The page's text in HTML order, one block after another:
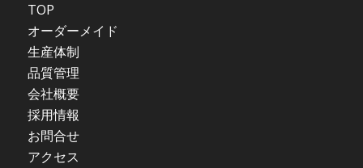
TOP
オーダーメイド
生産体制
品質管理
会社概要
採用情報
お問合せ
アクセス